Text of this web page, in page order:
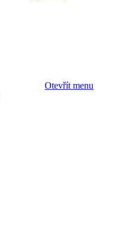
Otevřít menu